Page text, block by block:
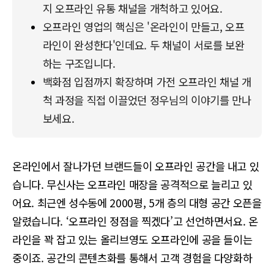
지 오프라인 유통 채널을 개척하고 있어요.
오프라인 영업의 핵심은 '온라인이 만들고, 오프
라인이 완성한다'인데요. 두 채널이 서로를 보완
하는 구조입니다.
백화점 입점까지 확장하며 가전 오프라인 채널 개
척 과정을 직접 이끌었던 정우님의 이야기를 만나
보세요.
온라인에서 잘나가던 브랜드들이 오프라인 공간을 내고 있
습니다. 무신사는 오프라인 매장을 공격적으로 늘리고 있
어요. 최근엔 성수동에 2000평, 5개 층의 대형 공간 오픈을
알렸습니다. ‘오프라인 정점을 찍겠다’고 선언하면서요. 온
라인을 꽉 잡고 있는 올리브영도 오프라인에 공을 들이는
중이죠. 공간의 콘텐츠화를 통해서 고객 경험을 다양화하